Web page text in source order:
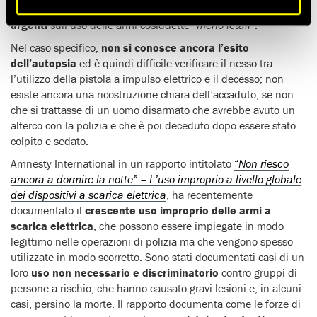
urgentisull’uso delle armi cosiddette“meno letali”.
Nel caso specifico, non si conosce ancora l’esito
dell’autopsia ed è quindi difficile verificare il nesso tra
l’utilizzo della pistola a impulso elettrico e il decesso; non
esiste ancora una ricostruzione chiara dell’accaduto, se non
che si trattasse di un uomo disarmato che avrebbe avuto un
alterco con la polizia e che è poi deceduto dopo essere stato
colpito e sedato.
Amnesty International in un rapporto intitolato “Non riesco
ancora a dormire la notte” – L’uso improprio a livello globale
dei dispositivi a scarica elettrica , ha recentemente
documentato il crescente uso improprio delle armi a
scarica elettrica , che possono essere impiegate in modo
legittimo nelle operazioni di polizia ma che vengono spesso
utilizzate in modo scorretto. Sono stati documentati casi di un
loro uso non necessario e discriminatorio contro gruppi di
persone a rischio, che hanno causato gravi lesioni e, in alcuni
casi, persino la morte. Il rapporto documenta come le forze di